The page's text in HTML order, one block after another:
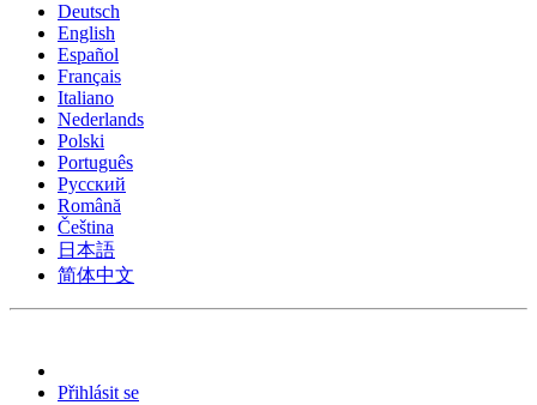
Deutsch
English
Español
Français
Italiano
Nederlands
Polski
Português
Pусский
Română
Čeština
日本語
简体中文
Přihlásit se